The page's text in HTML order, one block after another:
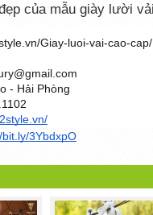
Giay-luoi-vai-cao-cap/
- Hải Phòng
bit.ly/3YbdxpO